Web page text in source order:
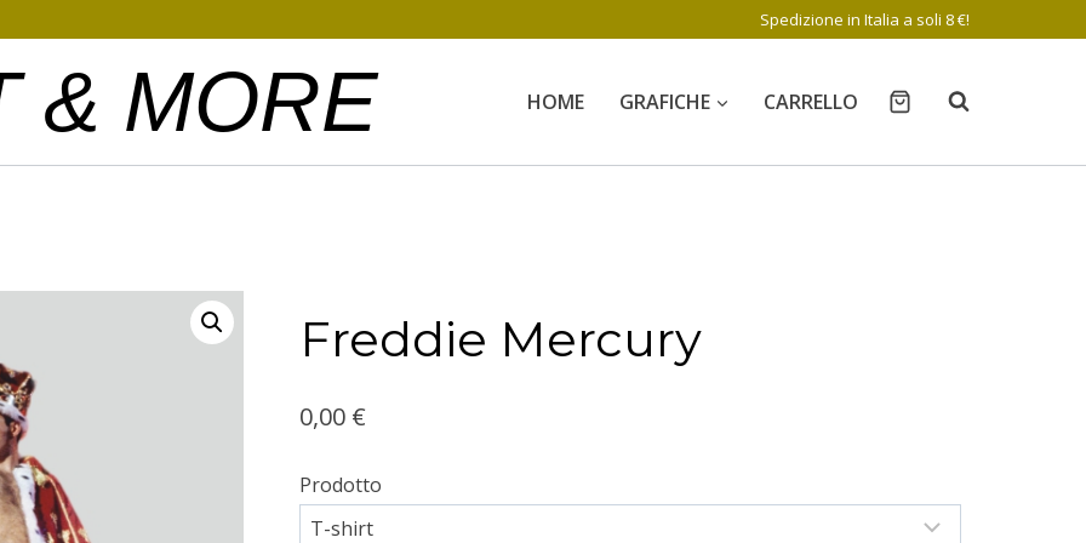
Spedizione in Italia a soli 8 €!
& MORE HOME GRAFICHE CARRELLO
Freddie Mercury
0,00 €
Prodotto